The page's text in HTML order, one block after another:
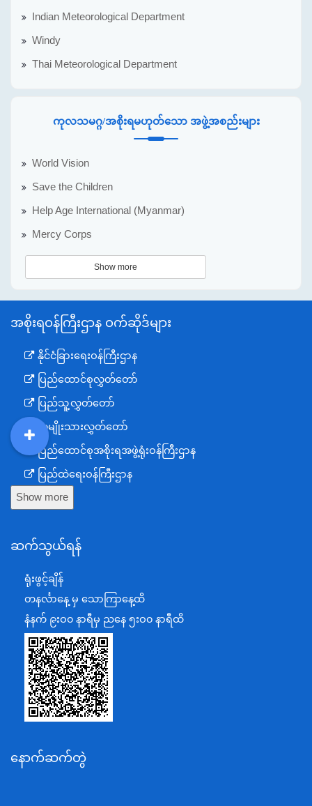
Indian Meteorological Department
Windy
Thai Meteorological Department
ကုလသမဂ္ဂ/အစိုးရမဟုတ်သော အဖွဲ့အစည်းများ
World Vision
Save the Children
Help Age International (Myanmar)
Mercy Corps
Show more
အစိုးရဝန်ကြီးဌာန ဝက်ဆိုဒ်များ
နိုင်ငံခြားရေးဝန်ကြီးဌာန
ပြည်ထောင်စုလွှတ်တော်
ပြည်သူ့လွှတ်တော်
အမျိုးသားလွှတ်တော်
ပြည်ထောင်စုအစိုးရအဖွဲ့ရုံးဝန်ကြီးဌာန
ပြည်ထဲရေးဝန်ကြီးဌာန
ကာကွယ်ရေးဝန်ကြီးဌာန
စီမံကိန်း၊ဘဏ္ဍာရေးနှင့်စက်မှုဝန်ကြီးဌာန
ရင်းနှီးမြှုပ်နှံမှုနှင့် နိုင်ငံခြားစီးပွားဆက်သွယ်ရေးဝန်ကြီးဌာန
အပြည်ပြည်ဆိုင်ရာပူးပေါင်းဆောင်ရွက်ရေးဝန်ကြီးဌာန
ပြန်ကြားရေးဝန်ကြီးဌာန
သာသနာရေးနှင့် ယဉ်ကျေးမှုဝန်ကြီးဌာန
စိုက်ပျိုးရေး၊မွေးမြူရေးနှင့်ဆည်မြောင်းဝန်ကြီးဌာန
ပို့ဆောင်ရေးနှင့်ဆက်သွယ်ရေးဝန်ကြီးဌာန
သယံဇာတနှင့်ပတ်ဝန်းကျင်ထိန်းသိမ်းရေးဝန်ကြီးဌာန
အလုပ်သမား၊လူဝင်မှုကြီးကြပ်ရေးနှင့်ပြည်သူ့အင်အား
Show more
ဆက်သွယ်ရန်
ရုံးဖွင့်ချိန်
တနင်္လာနေ့ မှ သောကြာနေ့ထိ
နံနက် ၉းဝ၀ နာရီမှ ညနေ ၅းဝ၀ နာရီထိ
နောက်ဆက်တွဲ
DDM